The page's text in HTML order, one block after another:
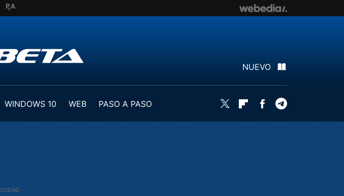
NUEVO
WINDOWS 10 WEB
PASO A PASO
Twitter FlipboardFacebook